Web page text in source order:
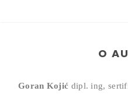
O
Goran Kojić dipl. ing,